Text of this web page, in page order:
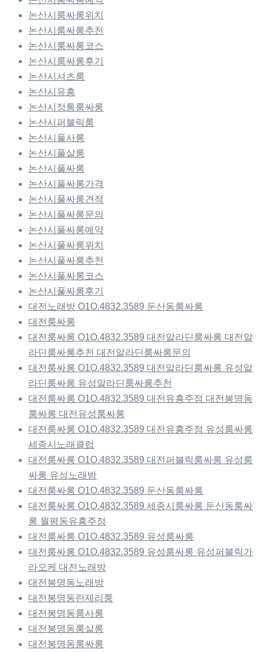
논산시룸싸롱위치
논산시룸싸롱추천
논산시룸싸롱코스
논산시룸싸롱후기
논산시셔츠룸
논산시유흥
논산시정통룸싸롱
논산시퍼블릭룸
논산시풀사롱
논산시풀살롱
논산시풀싸롱
논산시풀싸롱가격
논산시풀싸롱견적
논산시풀싸롱문의
논산시풀싸롱예약
논산시풀싸롱위치
논산시풀싸롱추천
논산시풀싸롱코스
논산시풀싸롱후기
대전노래방 O1O.4832.3589 둔산동룸싸롱
대전룸싸롱
대전룸싸롱 O1O.4832.3589 대전알라딘룸싸롱 대전알
라딘룸싸롱추천 대전알라딘룸싸롱문의
대전룸싸롱 O1O.4832.3589 대전알라딘룸싸롱 유성알
라딘룸싸롱 유성알라딘룸싸롱추천
대전룸싸롱 O1O.4832.3589 대전유흥주점 대전봉명동
룸싸롱 대전유성룸싸롱
대전룸싸롱 O1O.4832.3589 대전유흥주점 유성룸싸롱
세종시노래클럽
대전룸싸롱 O1O.4832.3589 대전퍼블릭룸싸롱 유성룸
싸롱 유성노래방
대전룸싸롱 O1O.4832.3589 둔산동룸싸롱
대전룸싸롱 O1O.4832.3589 세종시룸싸롱 둔산동룸싸
롱 월평동유흥주점
대전룸싸롱 O1O.4832.3589 유성룸싸롱
대전룸싸롱 O1O.4832.3589 유성룸싸롱 유성퍼블릭가
라오케 대전노래방
대전봉명동노래방
대전봉명동란제리룸
대전봉명동룸사롱
대전봉명동룸살롱
대전봉명동룸싸롱